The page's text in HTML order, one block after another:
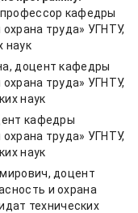
кафедры
труда» УГНТУ,
наук
доцент кафедры
труда» УГНТУ,
наук
кафедры
труда» УГНТУ,
наук
доцент
и охрана
технических